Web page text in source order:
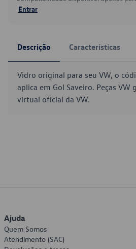
Entrar
Descrição Características
Vidro original para seu VW, o
aplica em Gol Saveiro. Peças VW
virtual oficial da VW.
Ajuda
Quem Somos
Atendimento (SAC)